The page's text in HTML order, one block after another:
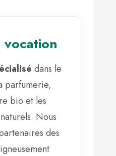
vocation
dans le
parfumerie,
bio et les
Nous
des